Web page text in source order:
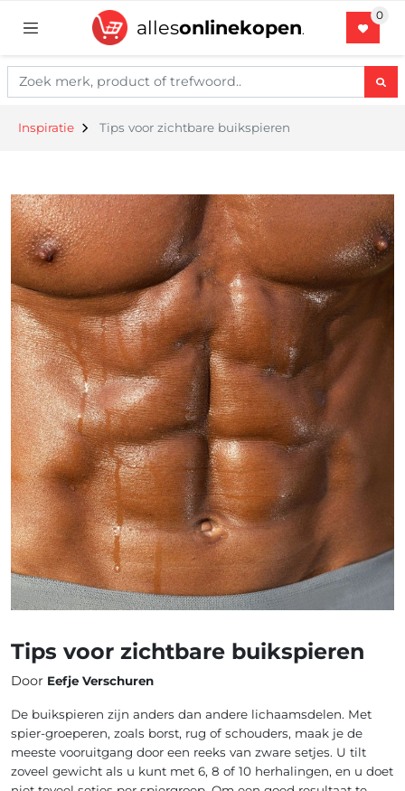
allesonlinekopen.
Inspiratie Tips voor zichtbare buikspieren
Tips voor zichtbare buikspieren
Door Eefje Verschuren
De buikspieren zijn anders dan andere lichaamsdelen. Met
spier-groeperen, zoals borst, rug of schouders, maak je de
meeste vooruitgang door een reeks van zware setjes. U tilt
zoveel gewicht als u kunt met 6, 8 of 10 herhalingen, en u doet